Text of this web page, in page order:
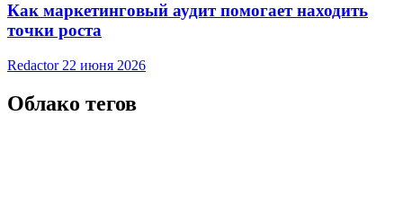
Как маркетинговый аудит помогает находить
точки роста
Redactor 22 июня 2026
Облако тегов